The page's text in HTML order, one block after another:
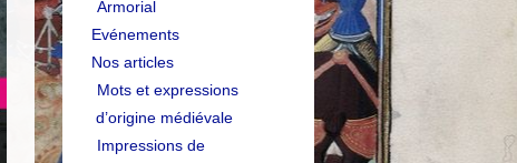
Armorial
Evénements
Nos articles
Mots et expressions
d’origine médiévale
Impressions de